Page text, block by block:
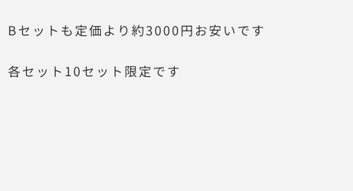
Bセットも定価より約3000円お安いです
各セット10セット限定です